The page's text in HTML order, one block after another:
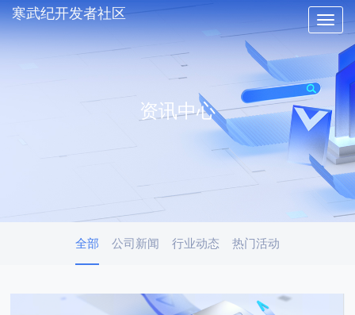
Toggle
寒武纪开发者社区
资讯中心
全部 公司新闻 行业动态 热门活动